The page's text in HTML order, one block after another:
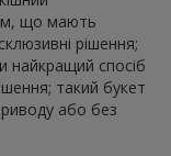
що мають
рішення;
найкращий спосіб
такий букет
або без